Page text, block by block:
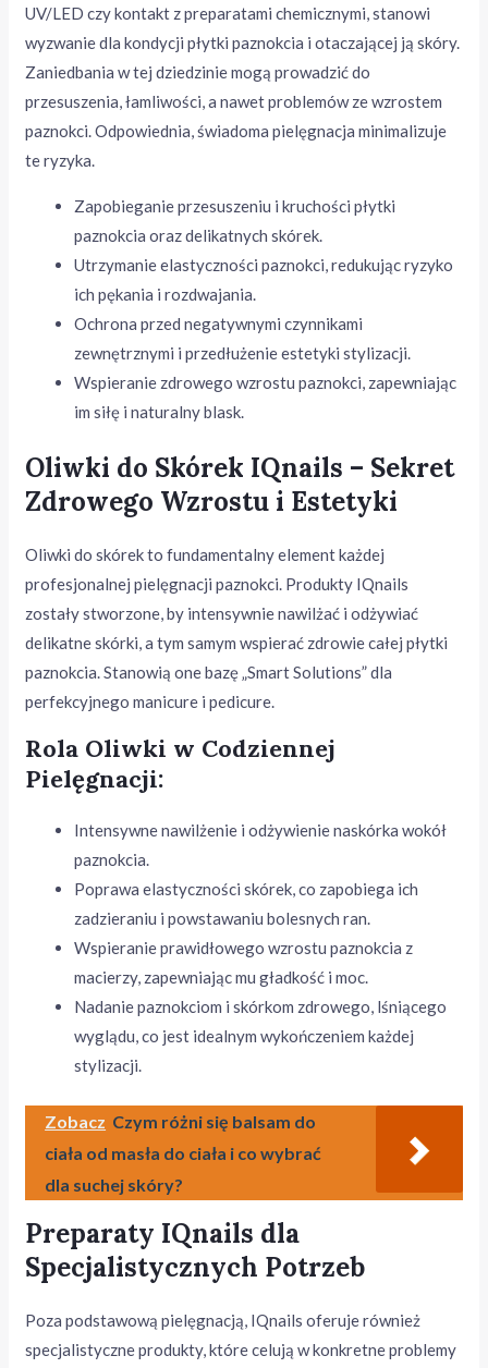
UV/LED czy kontakt z preparatami chemicznymi, stanowi
wyzwanie dla kondycji płytki paznokcia i otaczającej ją skóry.
Zaniedbania w tej dziedzinie mogą prowadzić do
przesuszenia, łamliwości, a nawet problemów ze wzrostem
paznokci. Odpowiednia, świadoma pielęgnacja minimalizuje
te ryzyka.
Zapobieganie przesuszeniu i kruchości płytki
paznokcia oraz delikatnych skórek.
Utrzymanie elastyczności paznokci, redukując ryzyko
ich pękania i rozdwajania.
Ochrona przed negatywnymi czynnikami
zewnętrznymi i przedłużenie estetyki stylizacji.
Wspieranie zdrowego wzrostu paznokci, zapewniając
im siłę i naturalny blask.
Oliwki do Skórek IQnails – Sekret
Zdrowego Wzrostu i Estetyki
Oliwki do skórek to fundamentalny element każdej
profesjonalnej pielęgnacji paznokci. Produkty IQnails
zostały stworzone, by intensywnie nawilżać i odżywiać
delikatne skórki, a tym samym wspierać zdrowie całej płytki
paznokcia. Stanowią one bazę „Smart Solutions” dla
perfekcyjnego manicure i pedicure.
Rola Oliwki w Codziennej
Pielęgnacji:
Intensywne nawilżenie i odżywienie naskórka wokół
paznokcia.
Poprawa elastyczności skórek, co zapobiega ich
zadzieraniu i powstawaniu bolesnych ran.
Wspieranie prawidłowego wzrostu paznokcia z
macierzy, zapewniając mu gładkość i moc.
Nadanie paznokciom i skórkom zdrowego, lśniącego
wyglądu, co jest idealnym wykończeniem każdej
stylizacji.
Zobacz Czym różni się balsam do
ciała od masła do ciała i co wybrać
dla suchej skóry?
Preparaty IQnails dla
Specjalistycznych Potrzeb
Poza podstawową pielęgnacją, IQnails oferuje również
specjalistyczne produkty, które celują w konkretne problemy